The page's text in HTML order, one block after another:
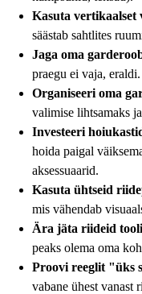
Kasuta vertikaalset
säästab sahtlites
Jaga oma
praegu ei vaja, eraldi.
Organiseeri oma
valimise lihtsamaks
Investeeri
hoida paigal
aksessuaarid.
Kasuta ühtseid
mis vähendab
Ära jäta riideid
peaks olema oma
Proovi reeglit "üks
vabane ühest vanast